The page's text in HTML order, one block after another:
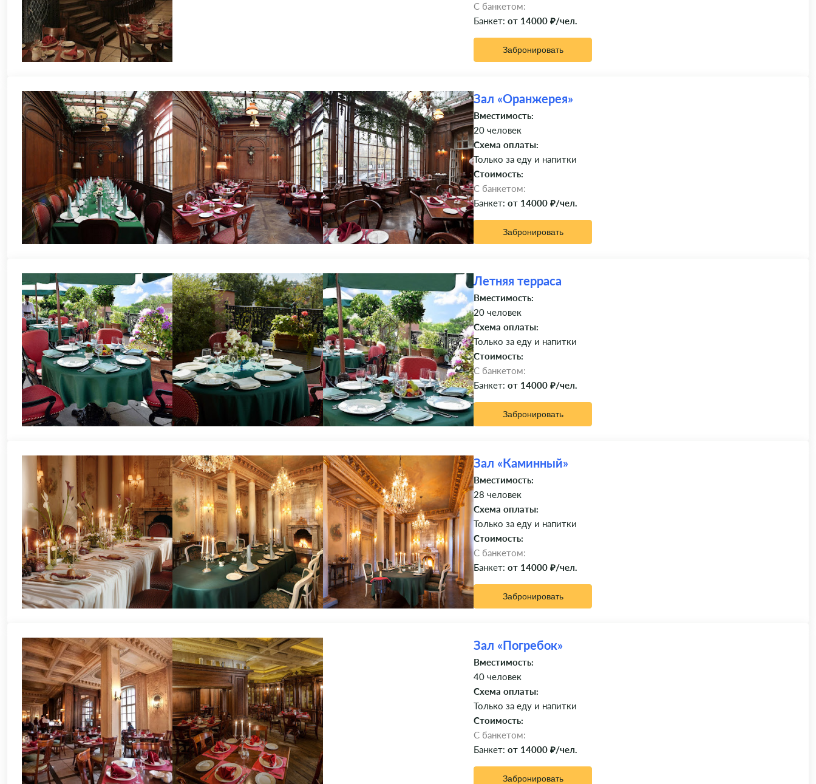
C банкетом:
Банкет: от 14000 ₽/чел.
Забронировать
Зал «Оранжерея»
Вместимость:
20 человек
Схема оплаты:
Только за еду и напитки
Стоимость:
C банкетом:
Банкет: от 14000 ₽/чел.
Забронировать
Летняя терраса
Вместимость:
20 человек
Схема оплаты:
Только за еду и напитки
Стоимость:
C банкетом:
Банкет: от 14000 ₽/чел.
Забронировать
Зал «Каминный»
Вместимость:
28 человек
Схема оплаты:
Только за еду и напитки
Стоимость:
C банкетом:
Банкет: от 14000 ₽/чел.
Забронировать
Зал «Погребок»
Вместимость:
40 человек
Схема оплаты:
Только за еду и напитки
Стоимость:
C банкетом:
Банкет: от 14000 ₽/чел.
Забронировать